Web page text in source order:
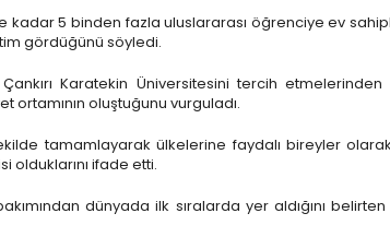
kadar 5 binden fazla uluslararası öğrenciye ev
gördüğünü söyledi.
Karatekin Üniversitesini tercih
oluştuğunu vurguladı.
tamamlayarak ülkelerine faydalı bireyler
olduklarını ifade etti.
dünyada ilk sıralarda yer aldığını